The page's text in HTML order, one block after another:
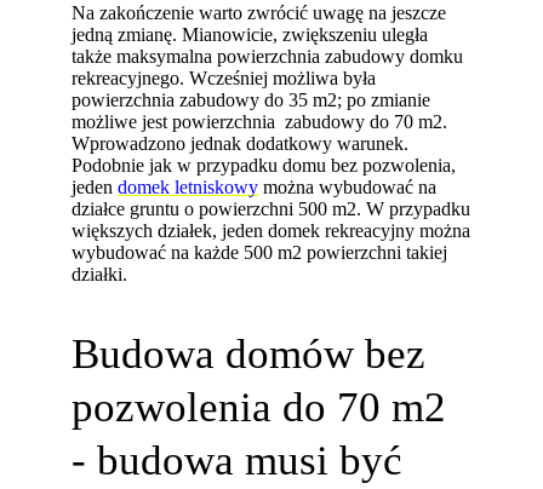
Na zakończenie warto zwrócić uwagę na jeszcze
jedną zmianę. Mianowicie, zwiększeniu uległa
także maksymalna powierzchnia zabudowy domku
rekreacyjnego. Wcześniej możliwa była
powierzchnia zabudowy do 35 m2; po zmianie
możliwe jest powierzchnia zabudowy do 70 m2.
Wprowadzono jednak dodatkowy warunek.
Podobnie jak w przypadku domu bez pozwolenia,
jedendomek letniskowy można wybudować na
działce gruntu o powierzchni 500 m2. W przypadku
większych działek, jeden domek rekreacyjny można
wybudować na każde 500 m2 powierzchni takiej
działki.
Budowa domów bez
pozwolenia do 70 m2
- budowa musi być